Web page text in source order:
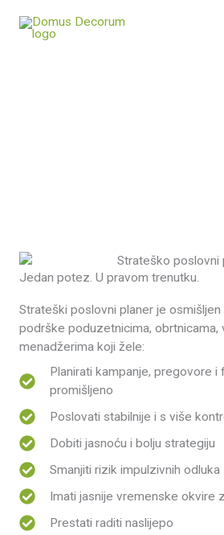
Jedan potez. U pravom trenutku.
Strateški poslovni planer je
podrške poduzetnicima, obrtnicama,
menadžerima koji žele:
Planirati kampanje, pregovore i
promišljeno
Poslovati stabilnije i s više
Dobiti jasnoću i bolju strategiju
Smanjiti rizik impulzivnih odluka
Imati jasnije vremenske okvire
Prestati raditi naslijepo